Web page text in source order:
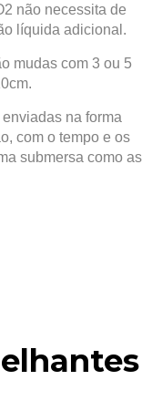
não necessita de
líquida adicional.
mudas com 3 ou 5
na forma
com o tempo e os
submersa como as